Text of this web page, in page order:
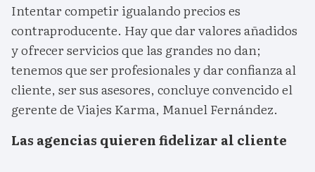
Intentar competir igualando precios es
contraproducente. Hay que dar valores añadidos
y ofrecer servicios que las grandes no dan;
tenemos que ser profesionales y dar confianza al
cliente, ser sus asesores, concluye convencido el
gerente de Viajes Karma, Manuel Fernández.
Las agencias quieren fidelizar al cliente